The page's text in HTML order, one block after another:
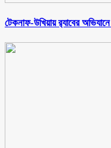
টেকনাফ-উখিয়ায় র‌্যাবের